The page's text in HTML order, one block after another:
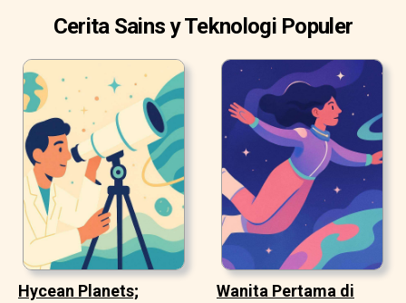
Cerita Sains y Teknologi Populer
Hycean Planets;
Wanita Pertama di